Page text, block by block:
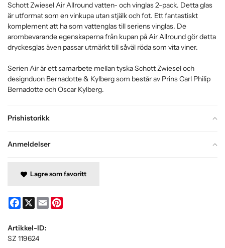
Prishistorikk
Anmeldelser
Schott Zwiesel Air Allround vatten- och vinglas 2-pack. Detta glas
är utformat som en vinkupa utan stjälk och fot. Ett fantastiskt
komplement att ha som vattenglas till seriens vinglas. De
arombevarande egenskaperna från kupan på Air Allround gör detta
dryckesglas även passar utmärkt till såväl röda som vita viner.
Serien Air är ett samarbete mellan tyska Schott Zwiesel och
designduon Bernadotte & Kylberg som består av Prins Carl Philip
Bernadotte och Oscar Kylberg.
Lagre som favoritt
Facebook
X Email
Artikkel-ID:
SZ 119624